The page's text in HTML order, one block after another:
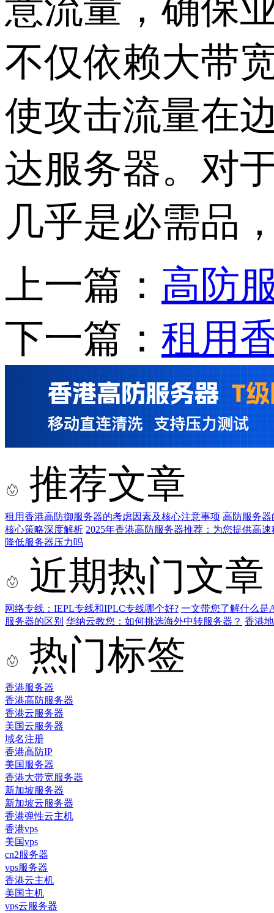
意流量，确保
不仅依赖大带
使攻击流量在
达服务器。对
几乎是必需品
上一篇： 高防
下一篇： 租用
推荐文章
租用香港高防御服务器的考虑因素及核心注意事项 高防服务器
核心策略深度解析 2025年香港高防服务器推荐：为您提供高
降低服务器压力吗
近期热门文章
网络专线：IEPL专线和IPLC专线哪个好? 一文带您了解什么是
服务器的区别 华纳云教您：如何挑选海外中转服务器？ 香港
热门标签
香港服务器
香港高防服务器
香港云服务器
美国云服务器
域名注册
香港高防IP
美国服务器
香港大带宽服务器
新加坡服务器
新加坡云服务器
香港弹性云主机
香港vps
美国vps
cn2服务器
vps服务器
香港云主机
美国主机
vps云服务器